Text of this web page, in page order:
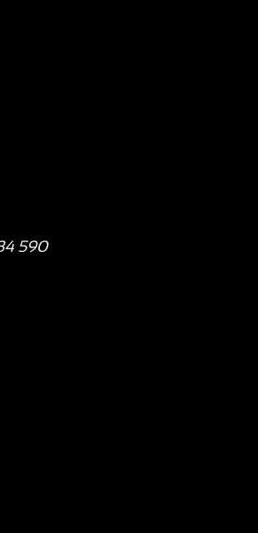
590